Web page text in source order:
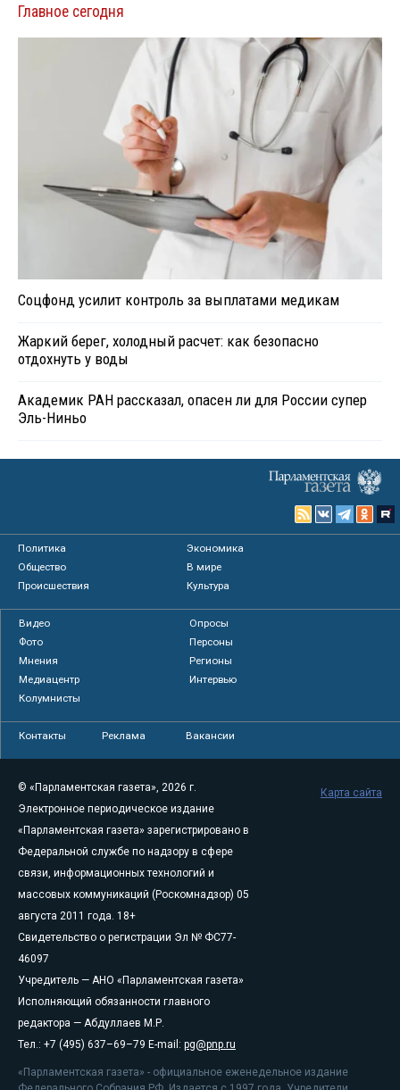
Главное сегодня
Соцфонд усилит контроль за выплатами медикам
Жаркий берег, холодный расчет: как безопасно
отдохнуть у воды
Академик РАН рассказал, опасен ли для России супер
Эль-Ниньо
Политика
Экономика
Общество
В мире
Происшествия
Культура
Видео
Опросы
Фото
Персоны
Мнения
Регионы
Медиацентр
Интервью
Колумнисты
Контакты Реклама Вакансии
© «Парламентская газета», 2026 г.
Электронное периодическое издание
«Парламентская газета» зарегистрировано в
Федеральной службе по надзору в сфере
связи, информационных технологий и
массовых коммуникаций (Роскомнадзор) 05
августа 2011 года. 18+
Свидетельство о регистрации Эл № ФС77-
46097
Учредитель — АНО «Парламентская газета»
Исполняющий обязанности главного
редактора — Абдуллаев М.Р.
Тел.: +7 (495) 637–69–79 E-mail: pg@pnp.ru
«Парламентская газета» - официальное еженедельное издание
Карта сайта